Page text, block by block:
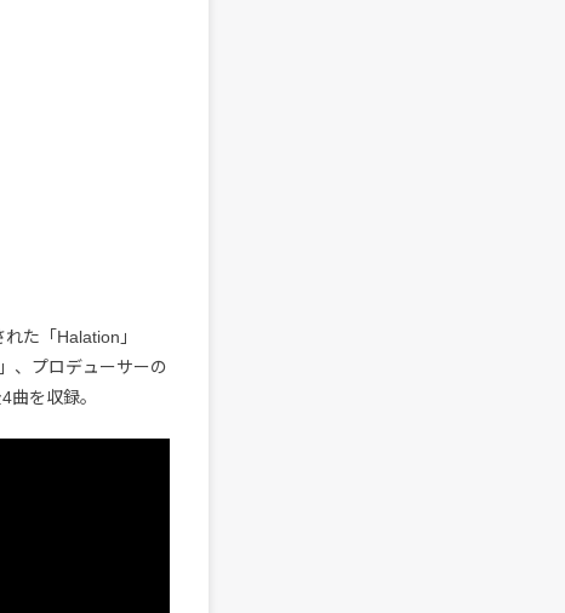
た「Halation」
、プロデューサーの
を収録。